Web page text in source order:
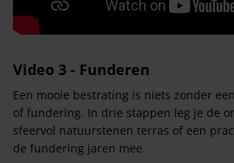
Video 3 - Funderen
Een mooie bestrating is niets zonder
of fundering. In drie stappen leg je de
sfeervol natuurstenen terras of een
de fundering jaren mee.